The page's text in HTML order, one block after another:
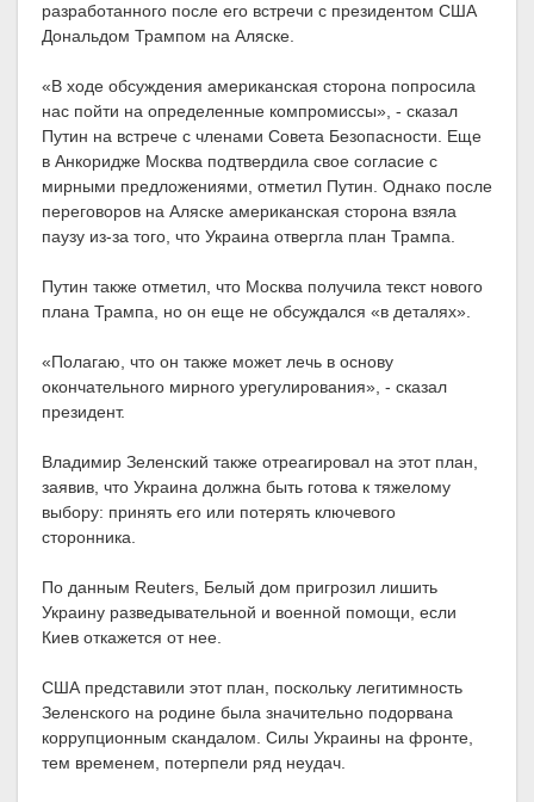
разработанного после его встречи с президентом США
Дональдом Трампом на Аляске.
«В ходе обсуждения американская сторона попросила
нас пойти на определенные компромиссы», - сказал
Путин на встрече с членами Совета Безопасности. Еще
в Анкоридже Москва подтвердила свое согласие с
мирными предложениями, отметил Путин. Однако после
переговоров на Аляске американская сторона взяла
паузу из-за того, что Украина отвергла план Трампа.
Путин также отметил, что Москва получила текст нового
плана Трампа, но он еще не обсуждался «в деталях».
«Полагаю, что он также может лечь в основу
окончательного мирного урегулирования», - сказал
президент.
Владимир Зеленский также отреагировал на этот план,
заявив, что Украина должна быть готова к тяжелому
выбору: принять его или потерять ключевого
сторонника.
По данным Reuters, Белый дом пригрозил лишить
Украину разведывательной и военной помощи, если
Киев откажется от нее.
США представили этот план, поскольку легитимность
Зеленского на родине была значительно подорвана
коррупционным скандалом. Силы Украины на фронте,
тем временем, потерпели ряд неудач.